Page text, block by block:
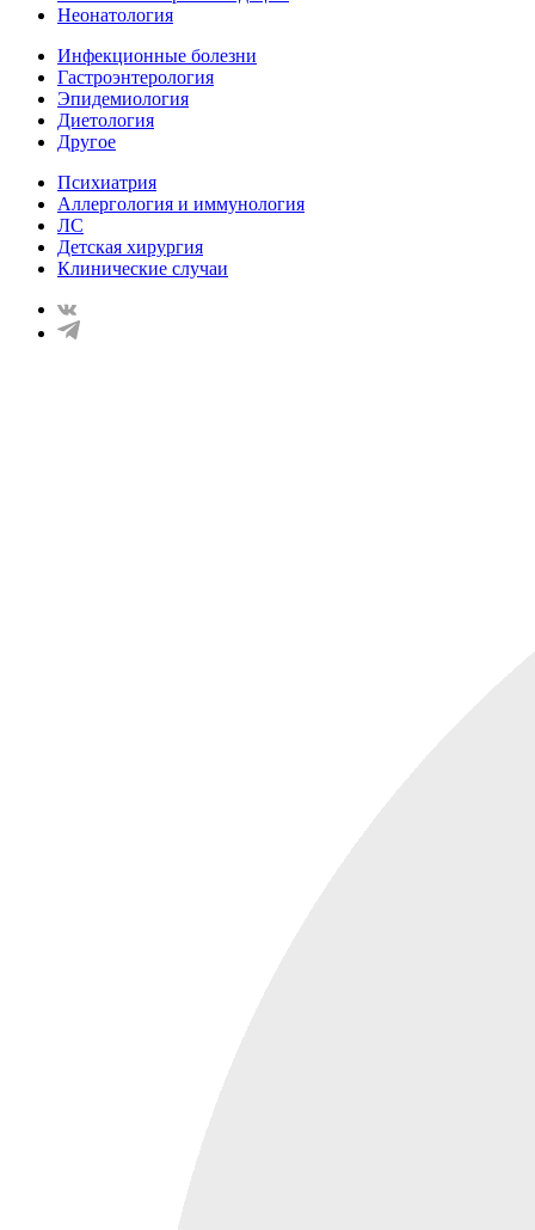
Неонатология
Инфекционные болезни
Гастроэнтерология
Эпидемиология
Диетология
Другое
Психиатрия
Аллергология и иммунология
ЛС
Детская хирургия
Клинические случаи